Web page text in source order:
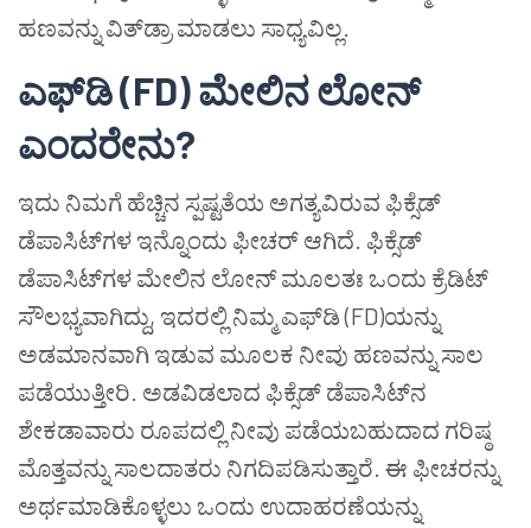
ಹಣವನ್ನು ವಿತ್‌ಡ್ರಾ ಮಾಡಲು ಸಾಧ್ಯವಿಲ್ಲ.
ಎಫ್‌ಡಿ (FD) ಮೇಲಿನ ಲೋನ್
ಎಂದರೇನು?
ಇದು ನಿಮಗೆ ಹೆಚ್ಚಿನ ಸ್ಪಷ್ಟತೆಯ ಅಗತ್ಯವಿರುವ ಫಿಕ್ಸೆಡ್
ಡೆಪಾಸಿಟ್‌ಗಳ ಇನ್ನೊಂದು ಫೀಚರ್ ಆಗಿದೆ. ಫಿಕ್ಸೆಡ್
ಡೆಪಾಸಿಟ್‌ಗಳ ಮೇಲಿನ ಲೋನ್ ಮೂಲತಃ ಒಂದು ಕ್ರೆಡಿಟ್
ಸೌಲಭ್ಯವಾಗಿದ್ದು, ಇದರಲ್ಲಿ ನಿಮ್ಮ ಎಫ್‌ಡಿ (FD)ಯನ್ನು
ಅಡಮಾನವಾಗಿ ಇಡುವ ಮೂಲಕ ನೀವು ಹಣವನ್ನು ಸಾಲ
ಪಡೆಯುತ್ತೀರಿ. ಅಡವಿಡಲಾದ ಫಿಕ್ಸೆಡ್ ಡೆಪಾಸಿಟ್‌ನ
ಶೇಕಡಾವಾರು ರೂಪದಲ್ಲಿ ನೀವು ಪಡೆಯಬಹುದಾದ ಗರಿಷ್ಠ
ಮೊತ್ತವನ್ನು ಸಾಲದಾತರು ನಿಗದಿಪಡಿಸುತ್ತಾರೆ. ಈ ಫೀಚರನ್ನು
ಅರ್ಥಮಾಡಿಕೊಳ್ಳಲು ಒಂದು ಉದಾಹರಣೆಯನ್ನು